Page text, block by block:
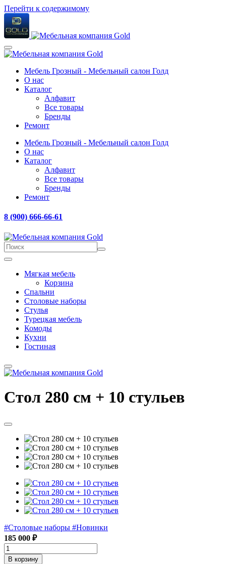
Перейти к содержимому
Мебель Грозный - Мебельный салон Голд
О нас
Каталог
Алфавит
Все товары
Бренды
Ремонт
Мебель Грозный - Мебельный салон Голд
О нас
Каталог
Алфавит
Все товары
Бренды
Ремонт
8 (900) 666-66-61
Мягкая мебель
Корзина
Спальни
Столовые наборы
Стулья
Турецкая мебель
Комоды
Кухни
Гостиная
Стол 280 см + 10 стульев
#Столовые наборы #Новинки
185 000 ₽
В корзину